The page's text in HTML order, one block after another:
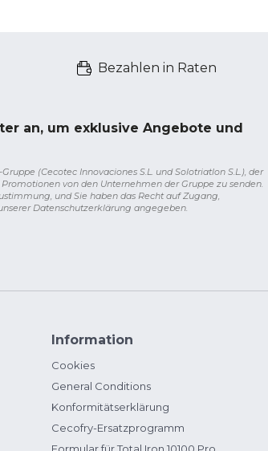
Bezahlen in Raten
an, um exklusive Angebote und
(Cecotec Innovaciones S.L. und Solotriatlon S.L.), der
von den Unternehmen der Gruppe zu senden.
und Sie haben das Recht auf Zugang,
Datenschutzerklärung angegeben.
Information
Cookies
General Conditions
Konformitätserklärung
Cecofry-Ersatzprogramm